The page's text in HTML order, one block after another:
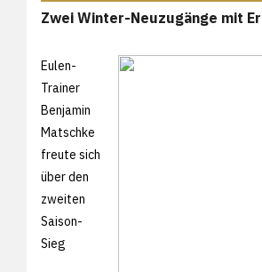
Zwei Winter-Neuzugänge mit
Eulen-
Trainer
Benjamin
Matschke
freute sich
über den
zweiten
Saison-
Sieg